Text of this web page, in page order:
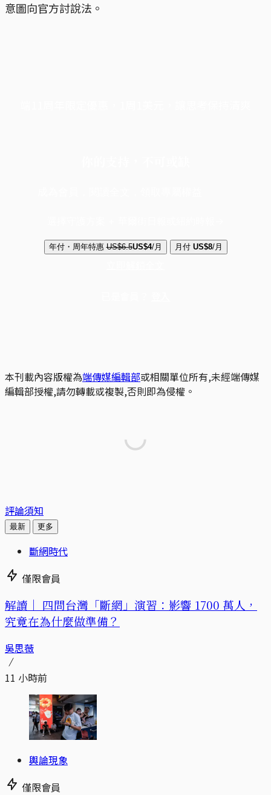
意圖向官方討說法。
年付・周年特惠 US$6.5US$4/月 月付 US$8/月
本刊載內容版權為端傳媒編輯部或相關單位所有,未經端傳媒
編輯部授權,請勿轉載或複製,否則即為侵權。
評論須知
最新 更多
斷網時代
僅限會員
解讀｜ 四問台灣「斷網」演習：影響 1700 萬人，
究竟在為什麼做準備？
吳思薇
11 小時前
輿論現象
僅限會員